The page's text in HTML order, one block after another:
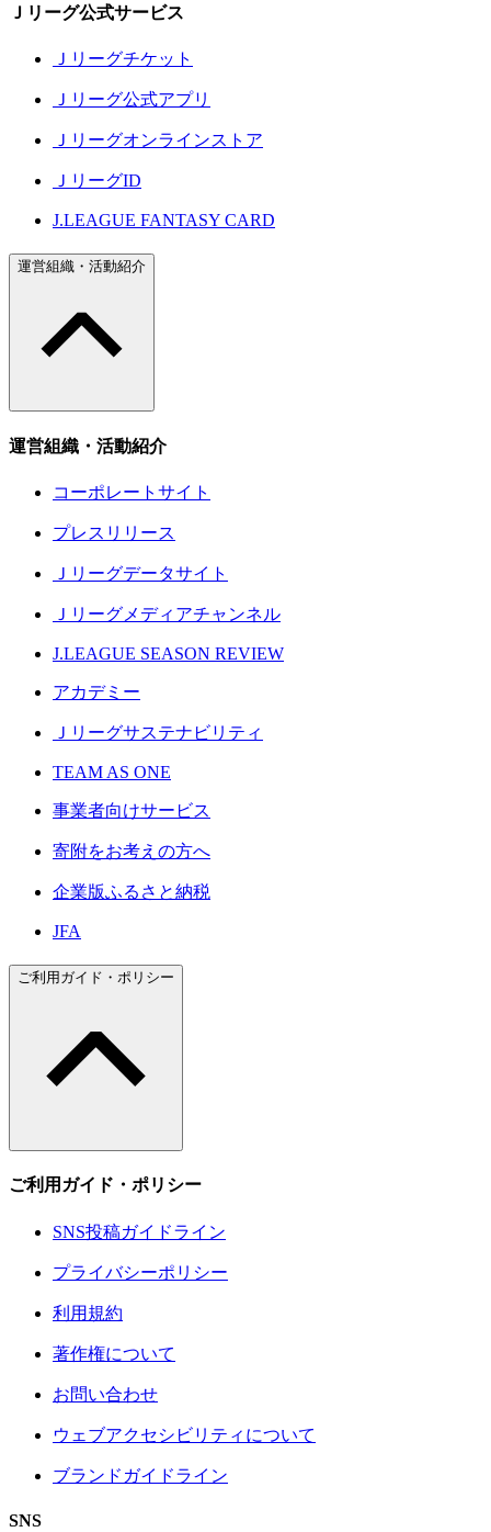
Ｊリーグ公式サービス
Ｊリーグチケット
Ｊリーグ公式アプリ
Ｊリーグオンラインストア
ＪリーグID
J.LEAGUE FANTASY CARD
運営組織・活動紹介
運営組織・活動紹介
コーポレートサイト
プレスリリース
Ｊリーグデータサイト
Ｊリーグメディアチャンネル
J.LEAGUE SEASON REVIEW
アカデミー
Ｊリーグサステナビリティ
TEAM AS ONE
事業者向けサービス
寄附をお考えの方へ
企業版ふるさと納税
JFA
ご利用ガイド・ポリシー
ご利用ガイド・ポリシー
SNS投稿ガイドライン
プライバシーポリシー
利用規約
著作権について
お問い合わせ
ウェブアクセシビリティについて
ブランドガイドライン
SNS